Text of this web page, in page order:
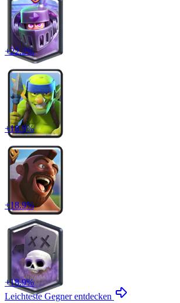
+22.2%
+18.9%
+18.9%
+18.9%
Leichteste Gegner entdecken